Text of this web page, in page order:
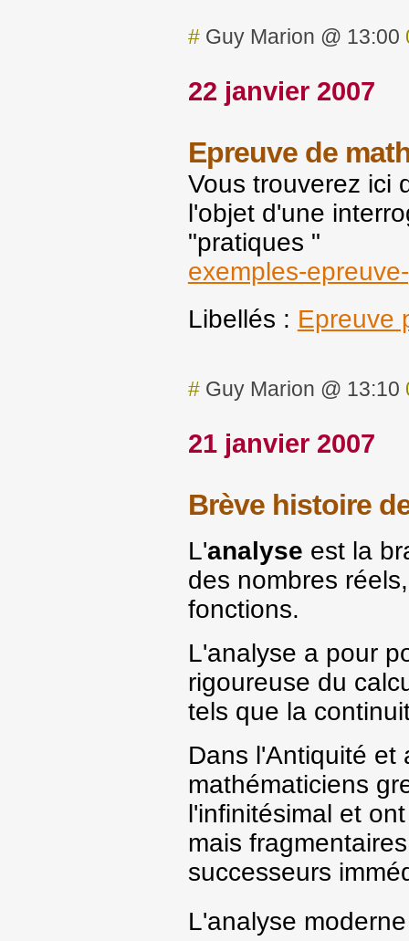
#Guy Marion @ 13:00
22 janvier 2007
Epreuve de
Vous trouverez ici
l'objet d'une
"pratiques "
exemples-
Libellés : Epreuve
#Guy Marion @ 13:10
21 janvier 2007
Brève histoire
L'analyse est la
des nombres
fonctions.
L'analyse a pour
rigoureuse du
tels que la
Dans l'Antiquité et
mathématiciens
l'infinitésimal et
mais
successeurs
L'analyse